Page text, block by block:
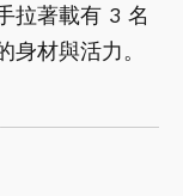
拉著載有 3 名
材與活力。